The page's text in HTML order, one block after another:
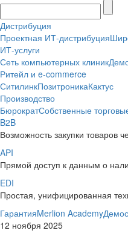
Дистрибуция
Проектная ИТ-дистрибуция
ИТ-услуги
Сеть компьютерных клиник
Ритейл и e-commerce
СитилинкПозитроникаКактус
Производство
БюрократСобственные
B2B
Возможность закупки товаров
API
Прямой доступ к данным о
EDI
Простая, унифицированная
ГарантияMerlion Academy
12 ноября 2025